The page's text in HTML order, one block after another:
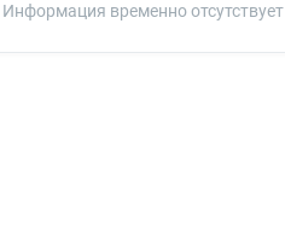
Информация временно отсутствует